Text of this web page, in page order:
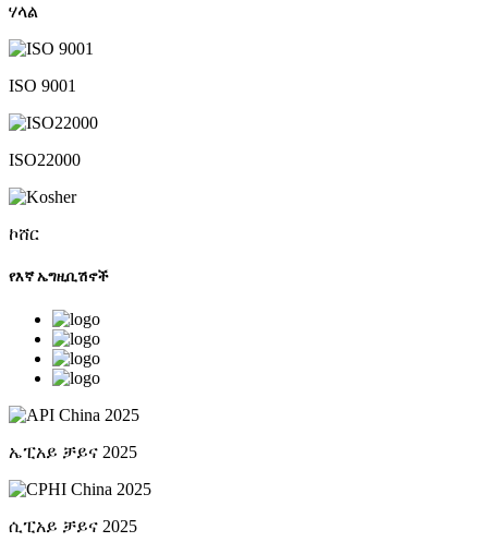
ሃላል
ISO 9001
ISO22000
ኮሸር
የእኛ ኤግዚቢሽኖች
ኤፒአይ ቻይና 2025
ሲፒአይ ቻይና 2025